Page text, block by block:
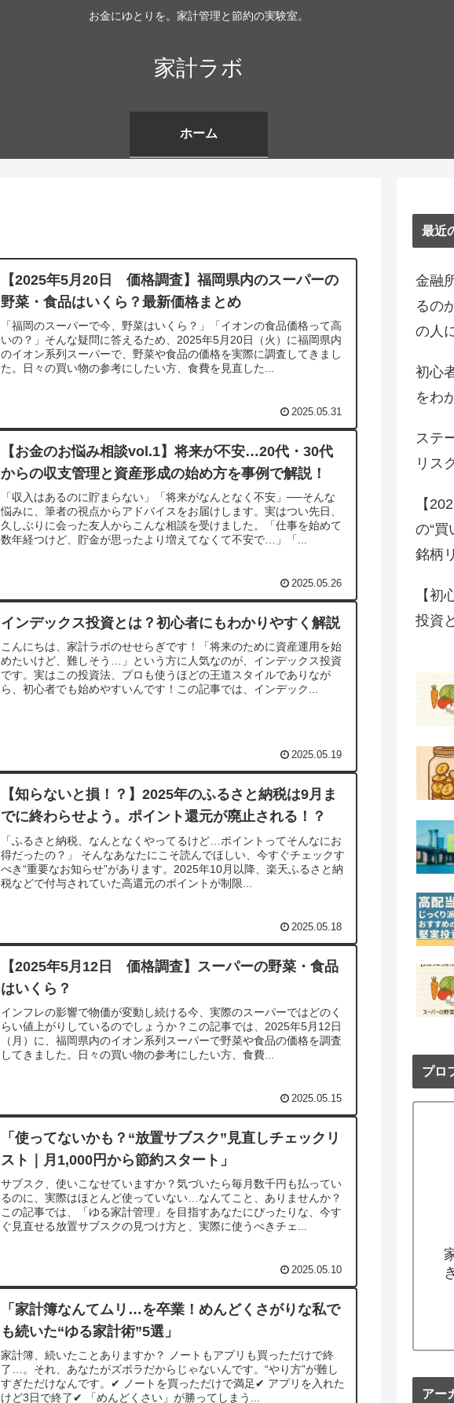
お金にゆとりを。家計管理と節約の実験室。
家計ラボ
ホーム
【2025年5月20日 価格調査】福岡県内のスーパーの
野菜・食品はいくら？最新価格まとめ
「福岡のスーパーで今、野菜はいくら？」「イオンの食品価格って高
いの？」そんな疑問に答えるため、2025年5月20日（火）に福岡県内
のイオン系列スーパーで、野菜や食品の価格を実際に調査してきまし
た。日々の買い物の参考にしたい方、食費を見直した...
2025.05.31
【お金のお悩み相談vol.1】将来が不安…20代・30代
からの収支管理と資産形成の始め方を事例で解説！
「収入はあるのに貯まらない」「将来がなんとなく不安」──そんな
悩みに、筆者の視点からアドバイスをお届けします。実はつい先日、
久しぶりに会った友人からこんな相談を受けました。「仕事を始めて
数年経つけど、貯金が思ったより増えてなくて不安で…」「...
2025.05.26
インデックス投資とは？初心者にもわかりやすく解説
こんにちは、家計ラボのせせらぎです！「将来のために資産運用を始
めたいけど、難しそう…」という方に人気なのが、インデックス投資
です。実はこの投資法、プロも使うほどの王道スタイルでありなが
ら、初心者でも始めやすいんです！この記事では、インデック...
2025.05.19
【知らないと損！？】2025年のふるさと納税は9月ま
でに終わらせよう。ポイント還元が廃止される！？
「ふるさと納税、なんとなくやってるけど…ポイントってそんなにお
得だったの？」 そんなあなたにこそ読んでほしい、今すぐチェックす
べき“重要なお知らせ”があります。2025年10月以降、楽天ふるさと納
税などで付与されていた高還元のポイントが制限...
2025.05.18
【2025年5月12日 価格調査】スーパーの野菜・食品
はいくら？
インフレの影響で物価が変動し続ける今、実際のスーパーではどのく
らい値上がりしているのでしょうか？この記事では、2025年5月12日
（月）に、福岡県内のイオン系列スーパーで野菜や食品の価格を調査
してきました。日々の買い物の参考にしたい方、食費...
2025.05.15
「使ってないかも？“放置サブスク”見直しチェックリ
スト｜月1,000円から節約スタート」
サブスク、使いこなせていますか？気づいたら毎月数千円も払ってい
るのに、実際はほとんど使っていない…なんてこと、ありませんか？
この記事では、「ゆる家計管理」を目指すあなたにぴったりな、今す
ぐ見直せる放置サブスクの見つけ方と、実際に使うべきチェ...
2025.05.10
「家計簿なんてムリ…を卒業！めんどくさがりな私で
も続いた“ゆる家計術”5選」
家計簿、続いたことありますか？ ノートもアプリも買っただけで終
了…。それ、あなたがズボラだからじゃないんです。“やり方”が難し
すぎただけなんです。✔ ノートを買っただけで満足✔ アプリを入れた
けど3日で終了✔ 「めんどくさい」が勝ってしまう...
最近
金融
るの
の人
初心
をわ
ステ
リス
【
の“買
銘柄
【
投資
プロ
アー